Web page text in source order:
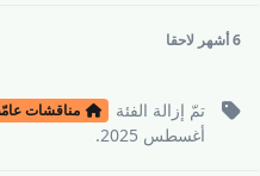
6 أشهر لاحقا
تمّ إزالة الفئة مناقشات
أغسطس 2025
.